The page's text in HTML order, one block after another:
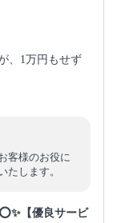
、1万円もせず
客様のお役に
たします。
【優良サービ